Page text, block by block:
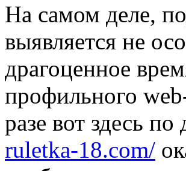
На самом деле,
выявляется не
драгоценное
профильного
разе вот здесь
ruletka-18.com/